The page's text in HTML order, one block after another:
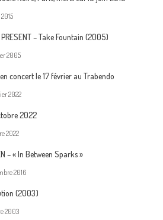
PRESENT – Take Fountain (2005)
2005
concert le 17 février au Trabendo
2022
2022
2022
– « In Between Sparks »
2016
(2003)
2003